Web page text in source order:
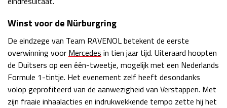
Kwalificatie
za 19:00 - 20:00
Race
zo 17:00 - 19:00
Winst voor de Nürburgring
De eindzege van Team RAVENOL betekent de eerste
overwinning voor Mercedes in tien jaar tijd. Uiteraard hoopten
de Duitsers op een één-tweetje, mogelijk met een Nederlands
Formule 1-tintje. Het evenement zelf heeft desondanks
volop geprofiteerd van de aanwezigheid van Verstappen. Met
zijn fraaie inhaalacties en indrukwekkende tempo zette hij het